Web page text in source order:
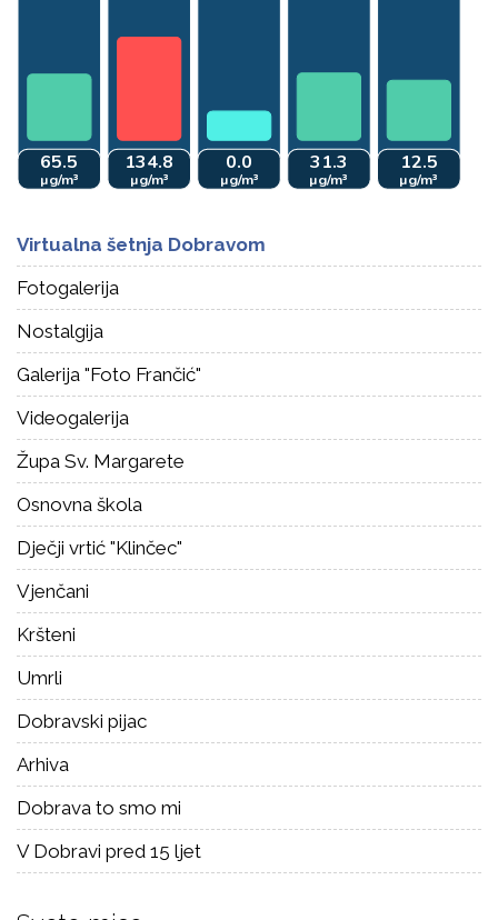
Virtualna šetnja Dobravom
Fotogalerija
Nostalgija
Galerija "Foto Frančić"
Videogalerija
Župa Sv. Margarete
Osnovna škola
Dječji vrtić "Klinčec"
Vjenčani
Kršteni
Umrli
Dobravski pijac
Arhiva
Dobrava to smo mi
V Dobravi pred 15 ljet